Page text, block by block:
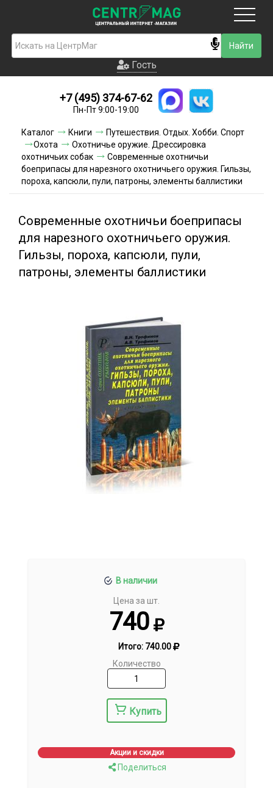
Гость
Новинки
Условия доставки
Условия оплаты
Контакты
Гость
+7 (495) 374-67-62
Пн-Пт 9:00-19:00
Каталог Книги
Путешествия. Отдых. Хобби. Спорт
Охота
Охотничье оружие. Дрессировка
охотничьих собак
Современные охотничьи
боеприпасы для нарезного охотничьего оружия. Гильзы,
пороха, капсюли, пули, патроны, элементы баллистики
Современные охотничьи боеприпасы
для нарезного охотничьего оружия.
Гильзы, пороха, капсюли, пули,
патроны, элементы баллистики
В наличии
Цена за шт.
740
Итого: 740.00
Количество
Купить
Акции и скидки
Поделиться